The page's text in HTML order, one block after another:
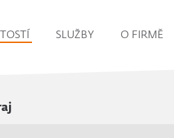
SLUŽBY O FIRMĚ